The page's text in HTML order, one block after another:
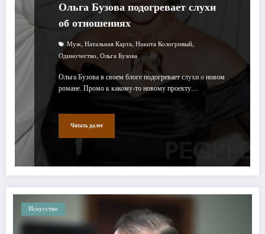
Ольга Бузова подогревает слухи
об отношениях
Муж, Натальная Карта, Никита Кологривый,
Одиночество, Ольга Бузова
Ольга Бузова в своем блоге подогревает слухи о новом
романе. Промо к какому-то новому проекту…
Читать далее
Искусство